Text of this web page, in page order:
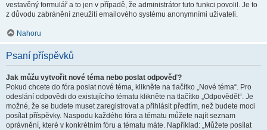
vestavěný formulář a to jen v případě, že administrátor tuto funkci povolil. Je to
z důvodu zabránění zneužití emailového systému anonymními uživateli.
Nahoru
Psaní příspěvků
Jak můžu vytvořit nové téma nebo poslat odpověď?
Pokud chcete do fóra poslat nové téma, klikněte na tlačítko „Nové téma“. Pro
odeslání odpovědi do existujícího tématu klikněte na tlačítko „Odpovědět“. Je
možné, že se budete muset zaregistrovat a přihlásit předtím, než budete moci
posílat příspěvky. Naspodu každého fóra a tématu můžete najít seznam
oprávnění, které v konkrétním fóru a tématu máte. Například: „Můžete posílat